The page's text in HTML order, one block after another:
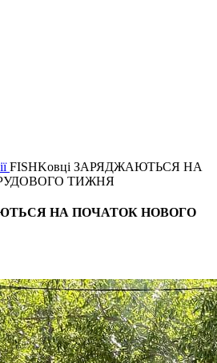
FISHKовці ЗАРЯДЖАЮТЬСЯ НА
ТИЖНЯ
НА ПОЧАТОК НОВОГО